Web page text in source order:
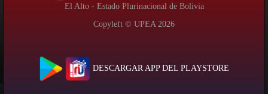
El Alto - Estado Plurinacional de Bolivia
Copyleft © UPEA 2026
DESCARGAR APP DEL PLAYSTORE